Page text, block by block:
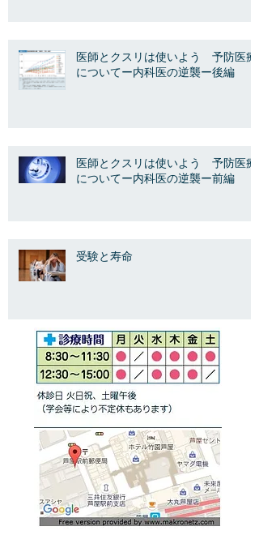
医師とクスリは使いよう 予防医療
についてー内科医の逆襲ー後編
医師とクスリは使いよう 予防医療
についてー内科医の逆襲ー前編
受験と寿命